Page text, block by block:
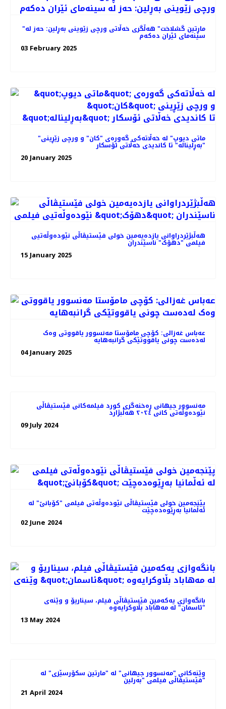
"ماڕتین گشلاخت" هە‌ڵگری خه‌ڵاتی ورچی زێوینی بەڕلین: حه‌ز له
سینه‌مای ئێران ده‌که‌م
03 February 2025
"ماتی دیوپ" لە خه‌ڵاته‌کی گه‌وره‌ی "کان" و ورچی زێڕینی
"بەڕلیناله" تا کاندیدی خه‌ڵاتی ئۆسکار
20 January 2025
هه‌ڵبژێردراوانی یازده‌یه‌مین خولی فێستیڤاڵی نێودەوڵەتیی
فیلمی "دهۆک" ناسێندران
15 January 2025
عەباس غەزالی: کۆچی مامۆستا مه‌نسوور یاقووتی وه‌ک
له‌ده‌ست چونی یاقووتێکی گرانبه‌هایه
04 January 2025
مەنسوور جیهانی ڕه‌خنه‌گری کورد فیلمه‌کانی فێستیڤاڵی
نێوده‌وڵه‌تی کانی ٢٠٢٤ هه‌ڵبژارد
09 July 2024
پێنجەمین خولی فێستیڤاڵی نێودەوڵەتی فیلمی "کۆبانێ" لە
ئەڵمانیا بەڕێوەده‌چێت
02 June 2024
بانگەوازی یەکەمین فێستیڤاڵی فیلم، سیناریۆ و وێنه‌ی
"ئاسمان" لە مەهاباد بڵاوکرایەوە
13 May 2024
وێنەکانی "مەنسوور جیهانی" له‌ "مارتین سکۆرسێزی" لە
فێستیڤاڵی فیلمی "بەرلین"
21 April 2024